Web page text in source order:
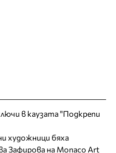
в каузата "Подкрепи
художници бяха
Зафирова на Monaco Art